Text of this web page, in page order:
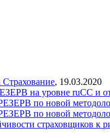
Страхование, 19.03.2020
на уровне ruСС и
по новой
по новой
страховщиков к